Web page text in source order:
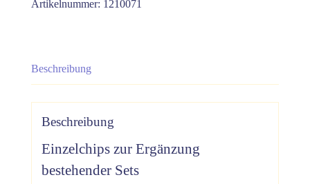
Artikelnummer: 1210071
Beschreibung
Beschreibung
Einzelchips zur Ergänzung
bestehender Sets